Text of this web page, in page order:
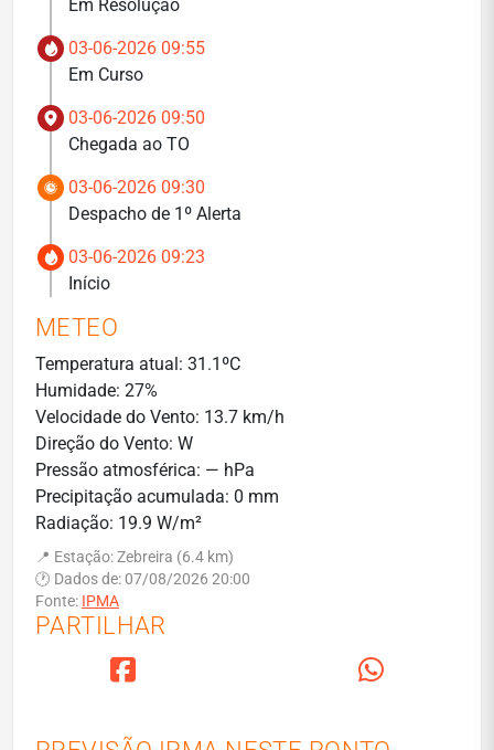
Em Resolução
03-06-2026 09:55
Em Curso
03-06-2026 09:50
Chegada ao TO
03-06-2026 09:30
Despacho de 1º Alerta
03-06-2026 09:23
Início
METEO
Temperatura atual: 31.1ºC
Humidade: 27%
Velocidade do Vento: 13.7 km/h
Direção do Vento: W
Pressão atmosférica: — hPa
Precipitação acumulada: 0 mm
Radiação: 19.9 W/m²
📍 Estação: Zebreira (6.4 km)
🕐 Dados de: 07/08/2026 20:00
Fonte: IPMA
PARTILHAR